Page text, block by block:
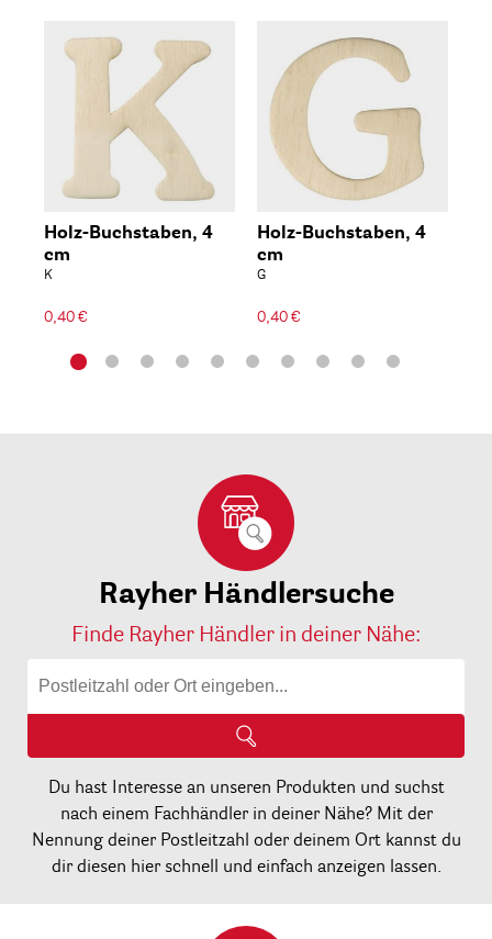
Holz-Buchstaben, 4
cm
K
0,40 €
Holz-Buchstaben, 4
cm
G
0,40 €
Rayher Händlersuche
Finde Rayher Händler in deiner Nähe:
Du hast Interesse an unseren Produkten und suchst
nach einem Fachhändler in deiner Nähe? Mit der
Nennung deiner Postleitzahl oder deinem Ort kannst du
dir diesen hier schnell und einfach anzeigen lassen.